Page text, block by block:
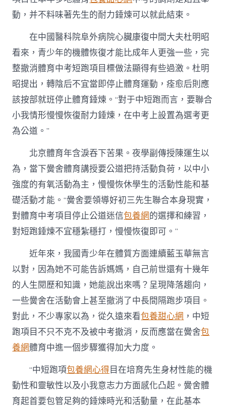
動，并不料味著先生的耐力錘煉可以就此結束。
在中國醫科院阜外病院心臟康復中間大夫杜明昭
看來，青少年的機體恢復才能比成年人更強一些，完
整撤消體育中考短跑項目標做法顯得有些過激。杜明
昭提出，轉陰后不宜當即停止體育運動，痊愈后則應
該按部就班停止體育錘煉。“對于中短跑而言，要聯合
小我情形慢慢恢復耐力錘煉，在中考上設置為選考更
為公道。”
北京體育年含淚吞下苦果。夜學副傳授陳運生以
為，當下黌舍體育講授要公道把持活動負荷，以中小
強度的有氧活動為主，慢慢恢休學生的活動性能和基
礎活動才能。“黌舍要領導好初三先生聯合本身現實，
對體育中考項目停止公道迷信包養網的選擇和練習，
對短跑錘煉不宜穩紮穩打，慢慢恢復即可。”
近年來，我國青少年在體質方面連續藍玉華無言
以對，因為她不可能告訴媽媽，自己前世還有十幾年
的人生閱歷和知識，她能說出來嗎？呈現降落趨向，
一些黌舍在活動會上甚至撤消了中長間隔跑步項目。
對此，不少專家以為，從久遠來看包養甜心網 ，中短
跑項目不只不克不及被中考撤消，反而應當在黌舍包
養網體育中進一個步驟獲得加大力度。
“中短跑項包養網心得 目在培育先生身材性能的機
動性和靈敏性以及小我意志力方面感化凸起。黌舍體
育起首要包管足夠的錘煉時光和活動量，在此基本